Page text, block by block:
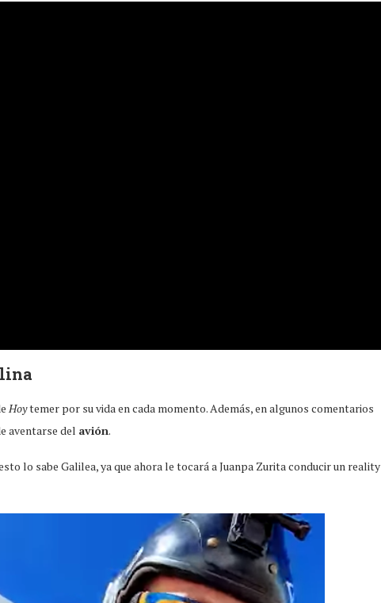
Hoytemer por su vida en cada momento. Además, en algunos comentarios
aventarse del avión.
lo sabe Galilea, ya que ahora le tocará a Juanpa Zurita conducir un reality